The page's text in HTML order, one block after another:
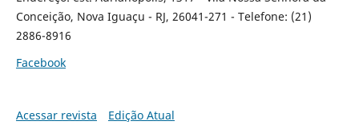
Conceição, Nova Iguaçu - RJ, 26041-271 - Telefone: (21)
2886-8916
Facebook
Acessar revista Edição Atual